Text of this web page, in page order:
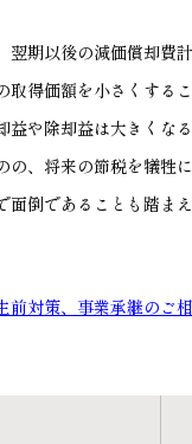
期以後の減価償却費
取得価額を小さくす
や除却益は大きくな
の、将来の節税を犠牲
面倒であることも踏ま
前対策、事業承継のご